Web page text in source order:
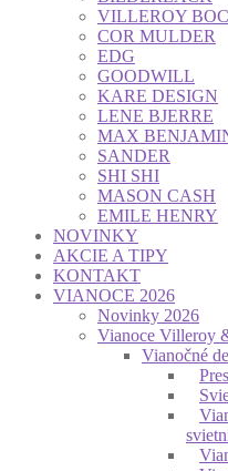
VILLEROY
COR MULDER
EDG
GOODWILL
KARE DESIGN
LENE BJERRE
MAX
SANDER
SHI SHI
MASON CASH
EMILE HENRY
NOVINKY
AKCIE A TIPY
KONTAKT
VIANOCE 2026
Novinky 2026
Vianoce Villeroy
Vianočné